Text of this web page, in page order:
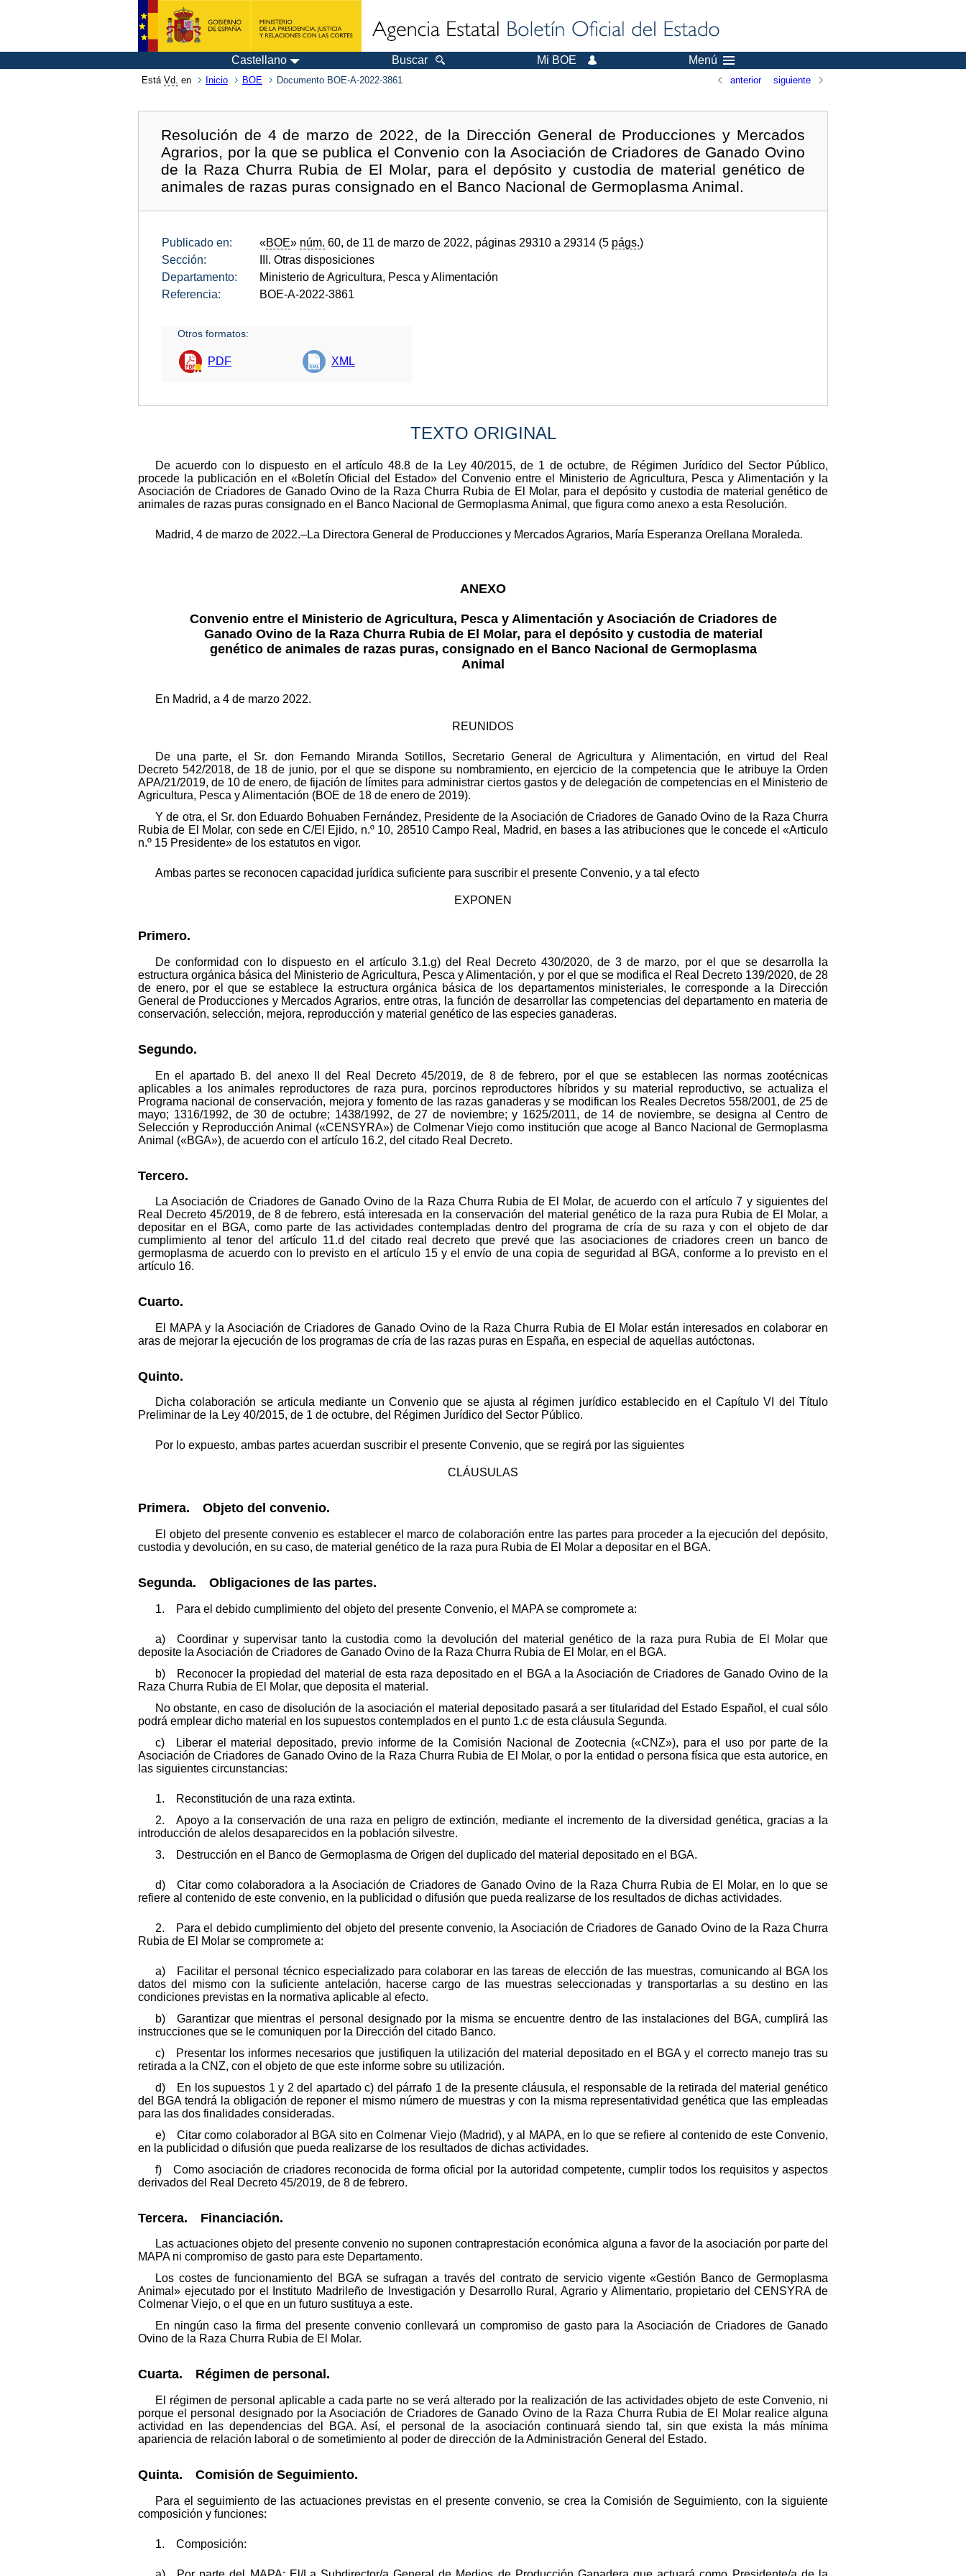
Castellano Buscar Mi BOE Menú
Está Vd. en Inicio BOE Documento BOE-A-2022-3861 anterior siguiente
Resolución de 4 de marzo de 2022, de la Dirección General de Producciones y Mercados
Agrarios, por la que se publica el Convenio con la Asociación de Criadores de Ganado Ovino
de la Raza Churra Rubia de El Molar, para el depósito y custodia de material genético de
animales de razas puras consignado en el Banco Nacional de Germoplasma Animal.
Publicado en: «BOE» núm. 60, de 11 de marzo de 2022, páginas 29310 a 29314 (5 págs.)
Sección:
III. Otras disposiciones
Departamento:
Ministerio de Agricultura, Pesca y Alimentación
Referencia:
BOE-A-2022-3861
Otros formatos:
PDF XML
TEXTO ORIGINAL
De acuerdo con lo dispuesto en el artículo 48.8 de la Ley 40/2015, de 1 de octubre, de Régimen Jurídico del Sector Público,
procede la publicación en el «Boletín Oficial del Estado» del Convenio entre el Ministerio de Agricultura, Pesca y Alimentación y la
Asociación de Criadores de Ganado Ovino de la Raza Churra Rubia de El Molar, para el depósito y custodia de material genético de
animales de razas puras consignado en el Banco Nacional de Germoplasma Animal, que figura como anexo a esta Resolución.
Madrid, 4 de marzo de 2022.–La Directora General de Producciones y Mercados Agrarios, María Esperanza Orellana Moraleda.
ANEXO
Convenio entre el Ministerio de Agricultura, Pesca y Alimentación y Asociación de Criadores de
Ganado Ovino de la Raza Churra Rubia de El Molar, para el depósito y custodia de material
genético de animales de razas puras, consignado en el Banco Nacional de Germoplasma
Animal
En Madrid, a 4 de marzo 2022.
REUNIDOS
De una parte, el Sr. don Fernando Miranda Sotillos, Secretario General de Agricultura y Alimentación, en virtud del Real
Decreto 542/2018, de 18 de junio, por el que se dispone su nombramiento, en ejercicio de la competencia que le atribuye la Orden
APA/21/2019, de 10 de enero, de fijación de límites para administrar ciertos gastos y de delegación de competencias en el Ministerio de
Agricultura, Pesca y Alimentación (BOE de 18 de enero de 2019).
Y de otra, el Sr. don Eduardo Bohuaben Fernández, Presidente de la Asociación de Criadores de Ganado Ovino de la Raza Churra
Rubia de El Molar, con sede en C/El Ejido, n.º 10, 28510 Campo Real, Madrid, en bases a las atribuciones que le concede el «Articulo
n.º 15 Presidente» de los estatutos en vigor.
Ambas partes se reconocen capacidad jurídica suficiente para suscribir el presente Convenio, y a tal efecto
EXPONEN
Primero.
De conformidad con lo dispuesto en el artículo 3.1.g) del Real Decreto 430/2020, de 3 de marzo, por el que se desarrolla la
estructura orgánica básica del Ministerio de Agricultura, Pesca y Alimentación, y por el que se modifica el Real Decreto 139/2020, de 28
de enero, por el que se establece la estructura orgánica básica de los departamentos ministeriales, le corresponde a la Dirección
General de Producciones y Mercados Agrarios, entre otras, la función de desarrollar las competencias del departamento en materia de
conservación, selección, mejora, reproducción y material genético de las especies ganaderas.
Segundo.
En el apartado B. del anexo II del Real Decreto 45/2019, de 8 de febrero, por el que se establecen las normas zootécnicas
aplicables a los animales reproductores de raza pura, porcinos reproductores híbridos y su material reproductivo, se actualiza el
Programa nacional de conservación, mejora y fomento de las razas ganaderas y se modifican los Reales Decretos 558/2001, de 25 de
mayo; 1316/1992, de 30 de octubre; 1438/1992, de 27 de noviembre; y 1625/2011, de 14 de noviembre, se designa al Centro de
Selección y Reproducción Animal («CENSYRA») de Colmenar Viejo como institución que acoge al Banco Nacional de Germoplasma
Animal («BGA»), de acuerdo con el artículo 16.2, del citado Real Decreto.
Tercero.
La Asociación de Criadores de Ganado Ovino de la Raza Churra Rubia de El Molar, de acuerdo con el artículo 7 y siguientes del
Real Decreto 45/2019, de 8 de febrero, está interesada en la conservación del material genético de la raza pura Rubia de El Molar, a
depositar en el BGA, como parte de las actividades contempladas dentro del programa de cría de su raza y con el objeto de dar
cumplimiento al tenor del artículo 11.d del citado real decreto que prevé que las asociaciones de criadores creen un banco de
germoplasma de acuerdo con lo previsto en el artículo 15 y el envío de una copia de seguridad al BGA, conforme a lo previsto en el
artículo 16.
Cuarto.
El MAPA y la Asociación de Criadores de Ganado Ovino de la Raza Churra Rubia de El Molar están interesados en colaborar en
aras de mejorar la ejecución de los programas de cría de las razas puras en España, en especial de aquellas autóctonas.
Quinto.
Dicha colaboración se articula mediante un Convenio que se ajusta al régimen jurídico establecido en el Capítulo VI del Título
Preliminar de la Ley 40/2015, de 1 de octubre, del Régimen Jurídico del Sector Público.
Por lo expuesto, ambas partes acuerdan suscribir el presente Convenio, que se regirá por las siguientes
CLÁUSULAS
Primera. Objeto del convenio.
El objeto del presente convenio es establecer el marco de colaboración entre las partes para proceder a la ejecución del depósito,
custodia y devolución, en su caso, de material genético de la raza pura Rubia de El Molar a depositar en el BGA.
Segunda. Obligaciones de las partes.
1. Para el debido cumplimiento del objeto del presente Convenio, el MAPA se compromete a:
a) Coordinar y supervisar tanto la custodia como la devolución del material genético de la raza pura Rubia de El Molar que
deposite la Asociación de Criadores de Ganado Ovino de la Raza Churra Rubia de El Molar, en el BGA.
b) Reconocer la propiedad del material de esta raza depositado en el BGA a la Asociación de Criadores de Ganado Ovino de la
Raza Churra Rubia de El Molar, que deposita el material.
No obstante, en caso de disolución de la asociación el material depositado pasará a ser titularidad del Estado Español, el cual sólo
podrá emplear dicho material en los supuestos contemplados en el punto 1.c de esta cláusula Segunda.
c) Liberar el material depositado, previo informe de la Comisión Nacional de Zootecnia («CNZ»), para el uso por parte de la
Asociación de Criadores de Ganado Ovino de la Raza Churra Rubia de El Molar, o por la entidad o persona física que esta autorice, en
las siguientes circunstancias:
1. Reconstitución de una raza extinta.
2. Apoyo a la conservación de una raza en peligro de extinción, mediante el incremento de la diversidad genética, gracias a la
introducción de alelos desaparecidos en la población silvestre.
3. Destrucción en el Banco de Germoplasma de Origen del duplicado del material depositado en el BGA.
d) Citar como colaboradora a la Asociación de Criadores de Ganado Ovino de la Raza Churra Rubia de El Molar, en lo que se
refiere al contenido de este convenio, en la publicidad o difusión que pueda realizarse de los resultados de dichas actividades.
2. Para el debido cumplimiento del objeto del presente convenio, la Asociación de Criadores de Ganado Ovino de la Raza Churra
Rubia de El Molar se compromete a:
a) Facilitar el personal técnico especializado para colaborar en las tareas de elección de las muestras, comunicando al BGA los
datos del mismo con la suficiente antelación, hacerse cargo de las muestras seleccionadas y transportarlas a su destino en las
condiciones previstas en la normativa aplicable al efecto.
b) Garantizar que mientras el personal designado por la misma se encuentre dentro de las instalaciones del BGA, cumplirá las
instrucciones que se le comuniquen por la Dirección del citado Banco.
c) Presentar los informes necesarios que justifiquen la utilización del material depositado en el BGA y el correcto manejo tras su
retirada a la CNZ, con el objeto de que este informe sobre su utilización.
d) En los supuestos 1 y 2 del apartado c) del párrafo 1 de la presente cláusula, el responsable de la retirada del material genético
del BGA tendrá la obligación de reponer el mismo número de muestras y con la misma representatividad genética que las empleadas
para las dos finalidades consideradas.
e) Citar como colaborador al BGA sito en Colmenar Viejo (Madrid), y al MAPA, en lo que se refiere al contenido de este Convenio,
en la publicidad o difusión que pueda realizarse de los resultados de dichas actividades.
f) Como asociación de criadores reconocida de forma oficial por la autoridad competente, cumplir todos los requisitos y aspectos
derivados del Real Decreto 45/2019, de 8 de febrero.
Tercera. Financiación.
Las actuaciones objeto del presente convenio no suponen contraprestación económica alguna a favor de la asociación por parte del
MAPA ni compromiso de gasto para este Departamento.
Los costes de funcionamiento del BGA se sufragan a través del contrato de servicio vigente «Gestión Banco de Germoplasma
Animal» ejecutado por el Instituto Madrileño de Investigación y Desarrollo Rural, Agrario y Alimentario, propietario del CENSYRA de
Colmenar Viejo, o el que en un futuro sustituya a este.
En ningún caso la firma del presente convenio conllevará un compromiso de gasto para la Asociación de Criadores de Ganado
Ovino de la Raza Churra Rubia de El Molar.
Cuarta. Régimen de personal.
El régimen de personal aplicable a cada parte no se verá alterado por la realización de las actividades objeto de este Convenio, ni
porque el personal designado por la Asociación de Criadores de Ganado Ovino de la Raza Churra Rubia de El Molar realice alguna
actividad en las dependencias del BGA. Así, el personal de la asociación continuará siendo tal, sin que exista la más mínima
apariencia de relación laboral o de sometimiento al poder de dirección de la Administración General del Estado.
Quinta. Comisión de Seguimiento.
Para el seguimiento de las actuaciones previstas en el presente convenio, se crea la Comisión de Seguimiento, con la siguiente
composición y funciones:
1. Composición: